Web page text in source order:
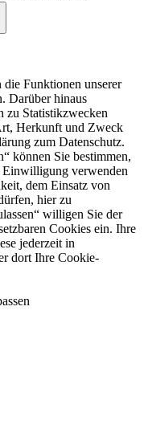
Funktionen unserer
Darüber hinaus
zu Statistikzwecken
Herkunft und Zweck
zum Datenschutz.
können Sie bestimmen,
verwenden
dem Einsatz von
hier zu
willigen Sie der
Cookies ein. Ihre
jederzeit in
dort Ihre Cookie-